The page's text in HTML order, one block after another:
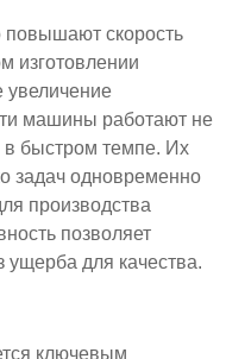
скорость
изготовлении
увеличение
машины работают не
в быстром темпе. Их
задач одновременно
производства
позволяет
ущерба для качества.
ключевым